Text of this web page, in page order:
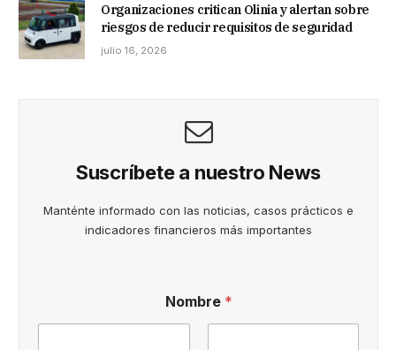
Organizaciones critican Olinia y alertan sobre
riesgos de reducir requisitos de seguridad
julio 16, 2026
Suscríbete a nuestro News
Manténte informado con las noticias, casos prácticos e
indicadores financieros más importantes
Nombre *